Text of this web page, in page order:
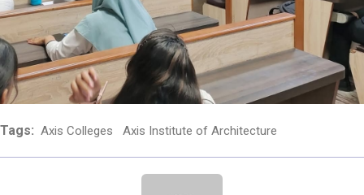
Tags: Axis Colleges Axis Institute of Architecture